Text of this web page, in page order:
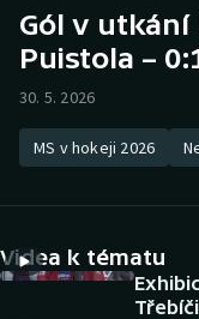
Hokej
Atletika
DALŠÍ SPORTY
Gól v utkání
Puistola –
30. 5. 2026
MS v hokeji 2026
Videa k tématu